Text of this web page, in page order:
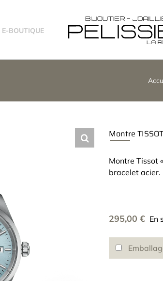
E-BOUTIQUE
Montre
Montre Tissot
bracelet acier.
295,00 € En